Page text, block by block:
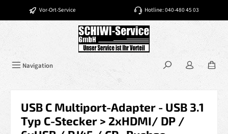
Zum Hauptinhalt springen
Vor-Ort-Service Hotline: 040-480 45 03
Navigation
USB C Multiport-Adapter - USB 3.1
Typ C-Stecker > 2xHDMI/ DP /